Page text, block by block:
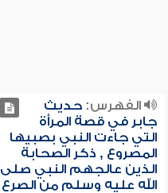
الفهرس:حديث
جابر في قصة المرأة
التي جاءت النبي بصبيها
المصروع , ذكر الصحابة
الذين عالجهم النبي صلى
الله عليه وسلم من الصرع